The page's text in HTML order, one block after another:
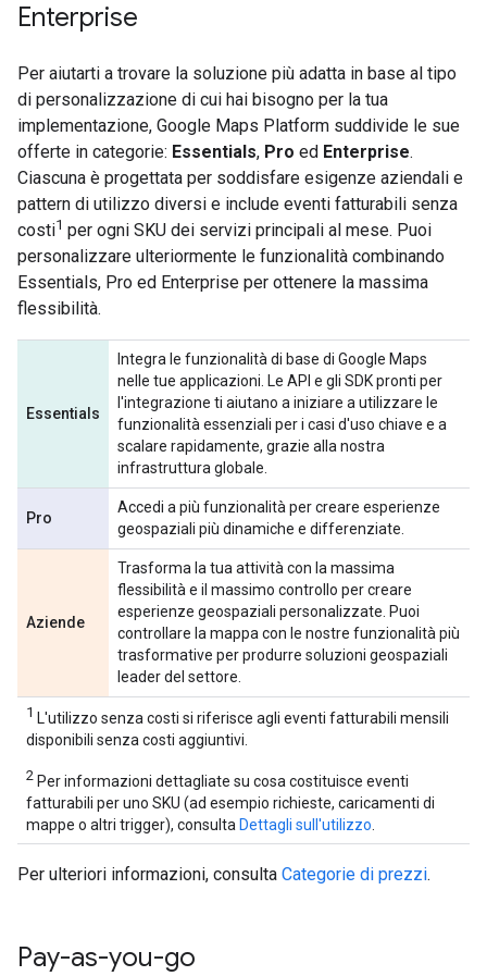
Enterprise
Per aiutarti a trovare la soluzione più adatta in base al tipo
di personalizzazione di cui hai bisogno per la tua
implementazione, Google Maps Platform suddivide le sue
offerte in categorie: Essentials, Pro ed Enterprise.
Ciascuna è progettata per soddisfare esigenze aziendali e
pattern di utilizzo diversi e include eventi fatturabili senza
costi1 per ogni SKU dei servizi principali al mese. Puoi
personalizzare ulteriormente le funzionalità combinando
Essentials, Pro ed Enterprise per ottenere la massima
flessibilità.
Essentials
Integra le funzionalità di base di Google Maps
nelle tue applicazioni. Le API e gli SDK pronti per
l'integrazione ti aiutano a iniziare a utilizzare le
funzionalità essenziali per i casi d'uso chiave e a
scalare rapidamente, grazie alla nostra
infrastruttura globale.
Pro
Accedi a più funzionalità per creare esperienze
geospaziali più dinamiche e differenziate.
Aziende
Trasforma la tua attività con la massima
flessibilità e il massimo controllo per creare
esperienze geospaziali personalizzate. Puoi
controllare la mappa con le nostre funzionalità più
trasformative per produrre soluzioni geospaziali
leader del settore.
1 L'utilizzo senza costi si riferisce agli eventi fatturabili mensili
disponibili senza costi aggiuntivi.
2 Per informazioni dettagliate su cosa costituisce eventi
fatturabili per uno SKU (ad esempio richieste, caricamenti di
mappe o altri trigger), consulta Dettagli sull'utilizzo
Per ulteriori informazioni, consulta Categorie di prezzi.
Pay-as-you-go